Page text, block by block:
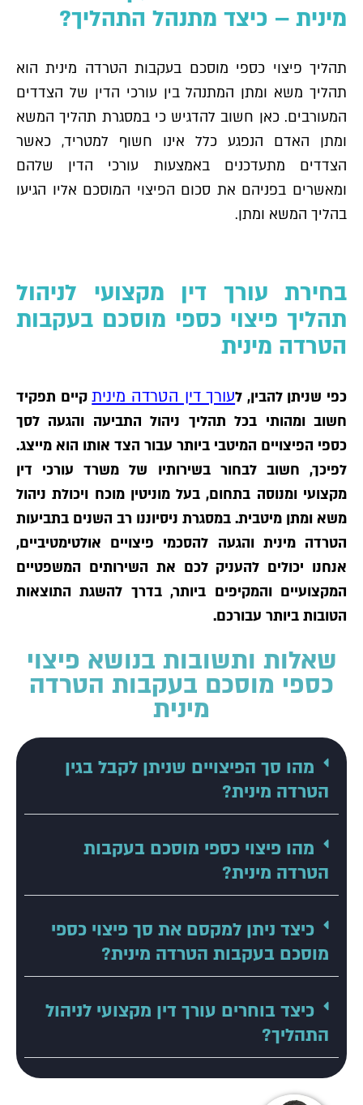
מינית – כיצד מתנהל התהליך?
תהליך פיצוי כספי מוסכם בעקבות הטרדה מינית הוא
תהליך משא ומתן המתנהל בין עורכי הדין של הצדדים
המעורבים. כאן חשוב להדגיש כי במסגרת תהליך המשא
ומתן האדם הנפגע כלל אינו חשוף למטריד, כאשר
הצדדים מתעדכנים באמצעות עורכי הדין שלהם
ומאשרים בפניהם את סכום הפיצוי המוסכם אליו הגיעו
בהליך המשא ומתן.
בחירת עורך דין מקצועי לניהול
תהליך פיצוי כספי מוסכם בעקבות
הטרדה מינית
כפי שניתן להבין, לעורך דין הטרדה מיניתקיים תפקיד
חשוב ומהותי בכל תהליך ניהול התביעה והגעה לסך
כספי הפיצויים המיטבי ביותר עבור הצד אותו הוא מייצג.
לפיכך, חשוב לבחור בשירותיו של משרד עורכי דין
מקצועי ומנוסה בתחום, בעל מוניטין מוכח ויכולת ניהול
משא ומתן מיטבית. במסגרת ניסיוננו רב השנים בתביעות
הטרדה מינית והגעה להסכמי פיצויים אולטימטיביים,
אנחנו יכולים להעניק לכם את השירותים המשפטיים
המקצועיים והמקיפים ביותר, בדרך להשגת התוצאות
הטובות ביותר עבורכם.
שאלות ותשובות בנושא פיצוי
כספי מוסכם בעקבות הטרדה
מינית
מהו סך הפיצויים שניתן לקבל בגין
הטרדה מינית?
מהו פיצוי כספי מוסכם בעקבות
הטרדה מינית?
כיצד ניתן למקסם את סך פיצוי כספי
מוסכם בעקבות הטרדה מינית?
כיצד בוחרים עורך דין מקצועי לניהול
התהליך?